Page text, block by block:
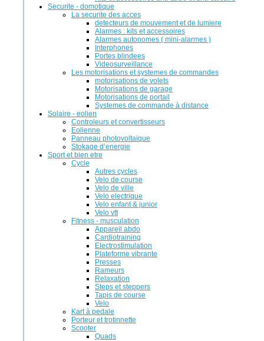
Securite - domotique
La securite des acces
detecteurs de mouvement et de lumiere
Alarmes : kits et accessoires
Alarmes autonomes ( mini-alarmes )
Interphones
Portes blindees
Videosurveillance
Les motorisations et systemes de commandes
motorisations de volets
Motorisations de garage
Motorisations de portail
Systemes de commande à distance
Solaire - eolien
Controleurs et convertisseurs
Eolienne
Panneau photovoltaique
Stokage d’energie
Sport et bien etre
Cycle
Autres cycles
Velo de course
Velo de ville
Velo electrique
Velo enfant & junior
Velo vtt
Fitness - musculation
Appareil abdo
Cardiotraining
Electrostimulation
Plateforme vibrante
Presses
Rameurs
Relaxation
Steps et steppers
Tapis de course
Velo
Kart à pedale
Porteur et trotinnette
Scooter
Quads